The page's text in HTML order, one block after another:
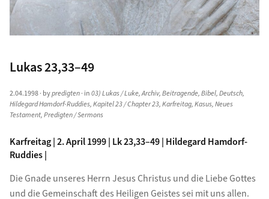
Lukas 23,33–49
2.04.1998· bypredigten· in03) Lukas / Luke,Archiv,Beitragende,Bibel,Deutsch,
Hildegard Hamdorf-Ruddies,Kapitel 23 / Chapter 23,Karfreitag,Kasus,Neues
Testament,Predigten / Sermons
Karfreitag | 2. April 1999 | Lk 23,33–49 | Hildegard Hamdorf-
Ruddies |
Die Gnade unseres Herrn Jesus Christus und die Liebe Gottes
und die Gemeinschaft des Heiligen Geistes sei mit uns allen.